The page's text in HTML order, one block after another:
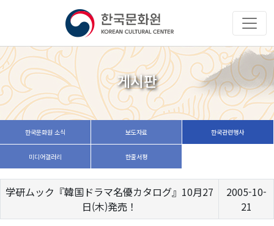
게시판
한국문화원 소식 보도자료 한국관련행사
미디어갤러리 한줄서평
学研ムック『韓国ドラマ名優カタログ』10月27
日(木)発売！
2005-10-
21